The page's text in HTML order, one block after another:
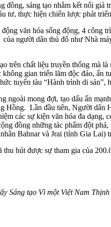
sáng tạo nhằm kết nối
tư, thực hiện chiến lược phát
văn hóa sống động, 4 công
người dân thủ đô như Nhà
chất liệu truyền thống mà
gian triển lãm độc đáo,
tuyến tàu “Hành trình di
mong đợi, tạo dấu ấn
Hồng. Lần đầu tiên, Người
các sự kiện văn hóa đa
đồng những tác phẩm đột
Bahnar và Jrai (tỉnh Gia Lai)
hút được sự tham gia của
Sáng tạo Vì một Việt Nam